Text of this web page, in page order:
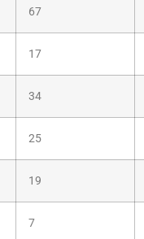
67
17
34
25
19
7